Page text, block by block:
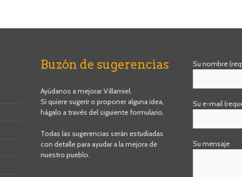
Buzón de sugerencias
Ayúdanos a mejorar Villamiel.
Si quiere sugerir o proponer alguna idea,
hágalo a través del siguiente formulario.
Todas las sugerencias serán estudiadas
con detalle para ayudar a la mejora de
nuestro pueblo.
Su nombre
Su e-mail
Su mensaje